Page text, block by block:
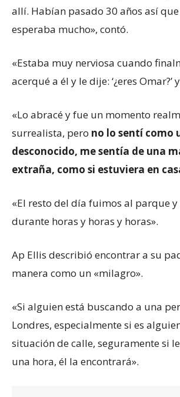
allí. Habían pasado 30 años así
esperaba mucho», contó.
«Estaba muy nerviosa cuando
acerqué a él y le dije: ‘¿eres Omar?’
«Lo abracé y fue un momento
surrealista, pero no lo sentí como
desconocido, me sentía de una
extraña, como si estuviera en
«El resto del día fuimos al parque
durante horas y horas y horas».
Ap Ellis describió encontrar a su
manera como un «milagro».
«Si alguien está buscando a una
Londres, especialmente si es
situación de calle, seguramente si
una hora, él la encontrará».